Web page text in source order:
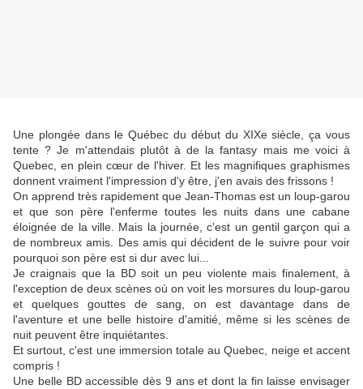
Une plongée dans le Québec du début du XIXe siècle, ça vous
tente ? Je m'attendais plutôt à de la fantasy mais me voici à
Quebec, en plein cœur de l'hiver. Et les magnifiques graphismes
donnent vraiment l'impression d'y être, j'en avais des frissons !
On apprend très rapidement que Jean-Thomas est un loup-garou
et que son père l'enferme toutes les nuits dans une cabane
éloignée de la ville. Mais la journée, c'est un gentil garçon qui a
de nombreux amis. Des amis qui décident de le suivre pour voir
pourquoi son père est si dur avec lui...
Je craignais que la BD soit un peu violente mais finalement, à
l'exception de deux scènes où on voit les morsures du loup-garou
et quelques gouttes de sang, on est davantage dans de
l'aventure et une belle histoire d'amitié, même si les scènes de
nuit peuvent être inquiétantes.
Et surtout, c'est une immersion totale au Quebec, neige et accent
compris !
Une belle BD accessible dès 9 ans et dont la fin laisse envisager